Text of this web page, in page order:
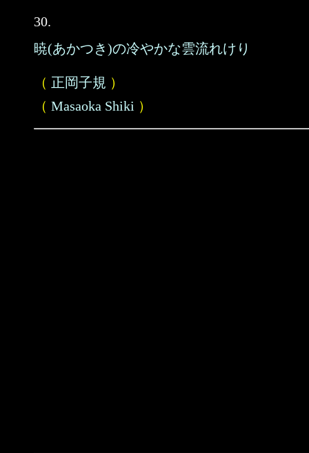
30.
暁(あかつき)の冷やかな雲流れけり
（ 正岡子規 ）
（ Masaoka Shiki ）